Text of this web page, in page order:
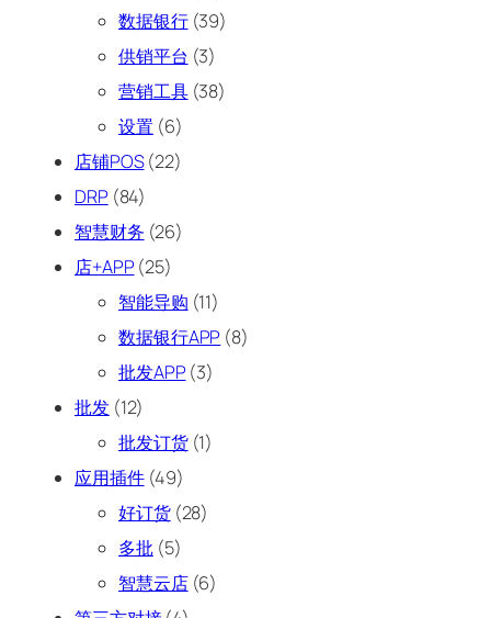
数据银行(39)
供销平台 (3)
营销工具(38)
设置(6)
店铺POS(22)
DRP(84)
智慧财务 (26)
店+APP(25)
智能导购 (11)
数据银行APP (8)
批发APP(3)
批发(12)
批发订货(1)
应用插件(49)
好订货(28)
多批(5)
智慧云店(6)